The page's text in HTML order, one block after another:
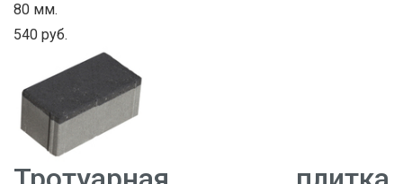
80 мм.
540 руб.